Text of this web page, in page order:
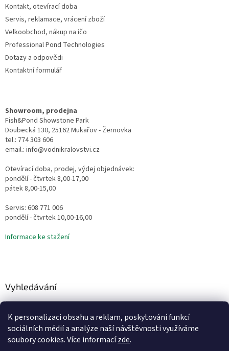
K personalizaci obsahu a reklam, poskytování funkcí
sociálních médií a analýze naší návštěvnosti využíváme
soubory cookies. Více informacízde.
Kontakt, otevírací doba
Servis, reklamace, vrácení zboží
Velkoobchod, nákup na ičo
Professional Pond Technologies
Dotazy a odpovědi
Kontaktní formulář
Showroom, prodejna
Fish&Pond Showstone Park
Doubecká 130, 25162 Mukařov - Žernovka
tel.: 774 303 606
email.: info@vodnikralovstvi.cz
Otevírací doba, prodej, výdej objednávek:
pondělí - čtvrtek 8,00-17,00
pátek 8,00-15,00
Servis: 608 771 006
pondělí - čtvrtek 10,00-16,00
Informace ke stažení
Vyhledávání
HLEDAT